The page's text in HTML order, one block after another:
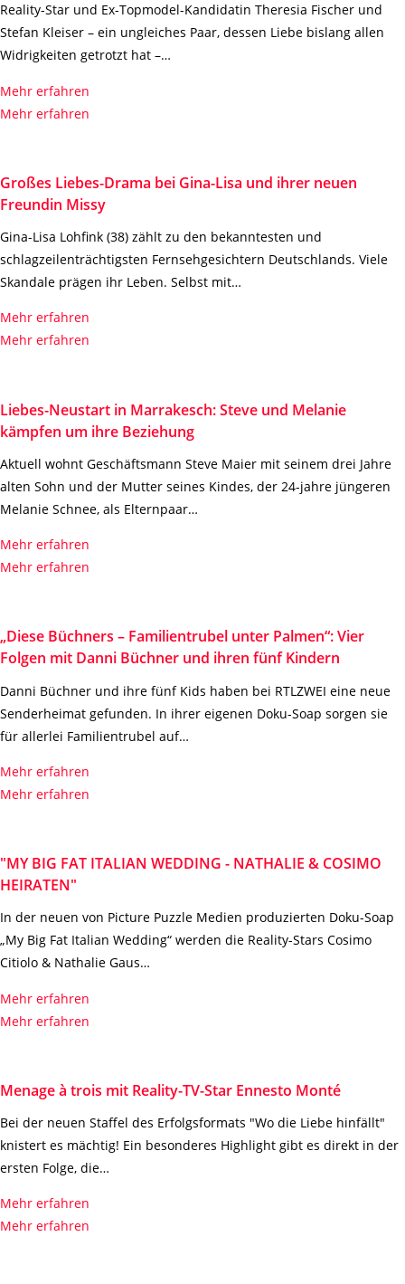
Reality-Star und Ex-Topmodel-Kandidatin Theresia Fischer und
Stefan Kleiser – ein ungleiches Paar, dessen Liebe bislang allen
Widrigkeiten getrotzt hat –…
Mehr erfahren
Mehr erfahren
Großes Liebes-Drama bei Gina-Lisa und ihrer neuen
Freundin Missy
Gina-Lisa Lohfink (38) zählt zu den bekanntesten und
schlagzeilenträchtigsten Fernsehgesichtern Deutschlands. Viele
Skandale prägen ihr Leben. Selbst mit…
Mehr erfahren
Mehr erfahren
Liebes-Neustart in Marrakesch: Steve und Melanie
kämpfen um ihre Beziehung
Aktuell wohnt Geschäftsmann Steve Maier mit seinem drei Jahre
alten Sohn und der Mutter seines Kindes, der 24-jahre jüngeren
Melanie Schnee, als Elternpaar…
Mehr erfahren
Mehr erfahren
„Diese Büchners – Familientrubel unter Palmen“: Vier
Folgen mit Danni Büchner und ihren fünf Kindern
Danni Büchner und ihre fünf Kids haben bei RTLZWEI eine neue
Senderheimat gefunden. In ihrer eigenen Doku-Soap sorgen sie
für allerlei Familientrubel auf…
Mehr erfahren
Mehr erfahren
"MY BIG FAT ITALIAN WEDDING - NATHALIE & COSIMO
HEIRATEN"
In der neuen von Picture Puzzle Medien produzierten Doku-Soap
„My Big Fat Italian Wedding“ werden die Reality-Stars Cosimo
Citiolo & Nathalie Gaus…
Mehr erfahren
Mehr erfahren
Menage à trois mit Reality-TV-Star Ennesto Monté
Bei der neuen Staffel des Erfolgsformats "Wo die Liebe hinfällt"
knistert es mächtig! Ein besonderes Highlight gibt es direkt in der
ersten Folge, die…
Mehr erfahren
Mehr erfahren